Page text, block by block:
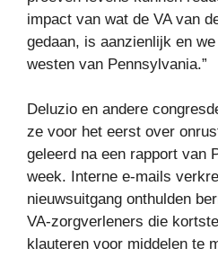
impact van wat de VA van
gedaan, is aanzienlijk en
westen van Pennsylvania.”
Deluzio en andere
ze voor het eerst over
geleerd na een rapport van
week. Interne e-mails
nieuwsuitgang onthulden
VA-zorgverleners die
klauteren voor middelen te